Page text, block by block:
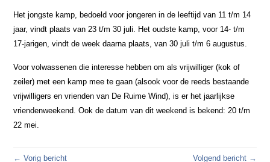
Het jongste kamp, bedoeld voor jongeren in de leeftijd van 11 t/m 14
jaar, vindt plaats van 23 t/m 30 juli. Het oudste kamp, voor 14- t/m
17-jarigen, vindt de week daarna plaats, van 30 juli t/m 6 augustus.
Voor volwassenen die interesse hebben om als vrijwilliger (kok of
zeiler) met een kamp mee te gaan (alsook voor de reeds bestaande
vrijwilligers en vrienden van De Ruime Wind), is er het jaarlijkse
vriendenweekend. Ook de datum van dit weekend is bekend: 20 t/m
22 mei.
← Vorig bericht Volgend bericht →